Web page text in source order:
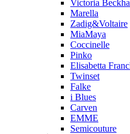
Victoria
Marella
Zadig&Voltaire
MiaMaya
Coccinelle
Pinko
Elisabetta
Twinset
Falke
i Blues
Carven
EMME
Semicouture